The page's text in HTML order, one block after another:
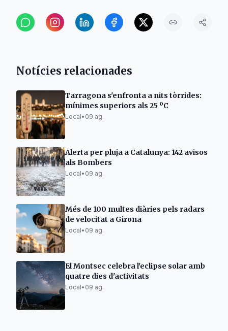
Notícies relacionades
Tarragona s'enfronta a nits tòrrides:
mínimes superiors als 25 ºC
Local• 09 ag.
Alerta per pluja a Catalunya: 142 avisos
als Bombers
Local• 09 ag.
Més de 100 multes diàries pels radars
de velocitat a Girona
Local• 09 ag.
El Montsec celebra l'eclipse solar amb
quatre dies d'activitats
Local• 09 ag.